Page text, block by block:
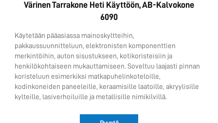
Värinen Tarrakone Heti Käyttöön, AB-Kalvokone
6090
Käytetään pääasiassa mainoskyltteihin,
pakkaussuunnitteluun, elektronisten komponenttien
merkintöihin, auton sisustukseen, kotikoristeisiin ja
henkilökohtaiseen mukauttamiseen. Soveltuu laajasti pinnan
koristeluun esimerkiksi matkapuhelinkoteloille,
kodinkoneiden paneeleille, keraamisille laatoille, akryylisille
kylteille, lasiverhoiluille ja metallisille nimikilvillä.